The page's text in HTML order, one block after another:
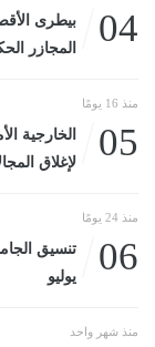
04
المجازر الحكومية
منذ 16 يومًا
05
الخارجية
لإغلاق
منذ 24 يومًا
06
يوليو
منذ شهر واحد